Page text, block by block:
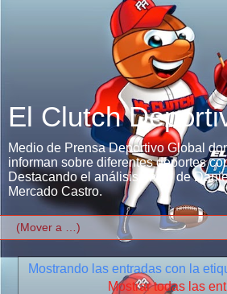
El Clutch
Medio de Prensa Deportivo Global
informan sobre diferentes deportes
Destacando el análisis único de
Mercado Castro.
Mostrando las entradas con la
Mostrar todas las